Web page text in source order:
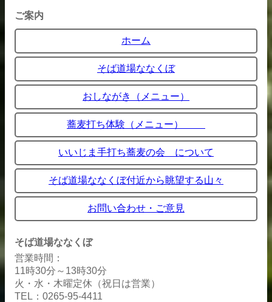
ご案内
ホーム
そば道場ななくぼ
おしながき（メニュー）
蕎麦打ち体験（メニュー）
いいじま手打ち蕎麦の会 について
そば道場ななくぼ付近から眺望する山々
お問い合わせ・ご意見
そば道場ななくぼ
営業時間：
11時30分～13時30分
火・水・木曜定休（祝日は営業）
TEL：0265-95-4411